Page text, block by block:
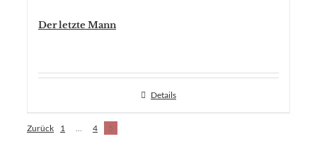
Der letzte Mann
Details
Zurück 1 … 4 5